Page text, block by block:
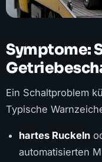
Symptome:
Ein Schaltproblem
Typische
hartes Ruckeln
automatisierten